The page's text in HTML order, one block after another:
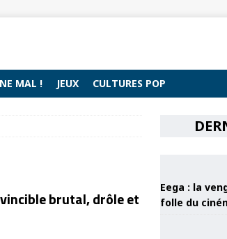
MAL ! JEUX CULTURES POP
brutal, drôle et
Eega : la
folle du